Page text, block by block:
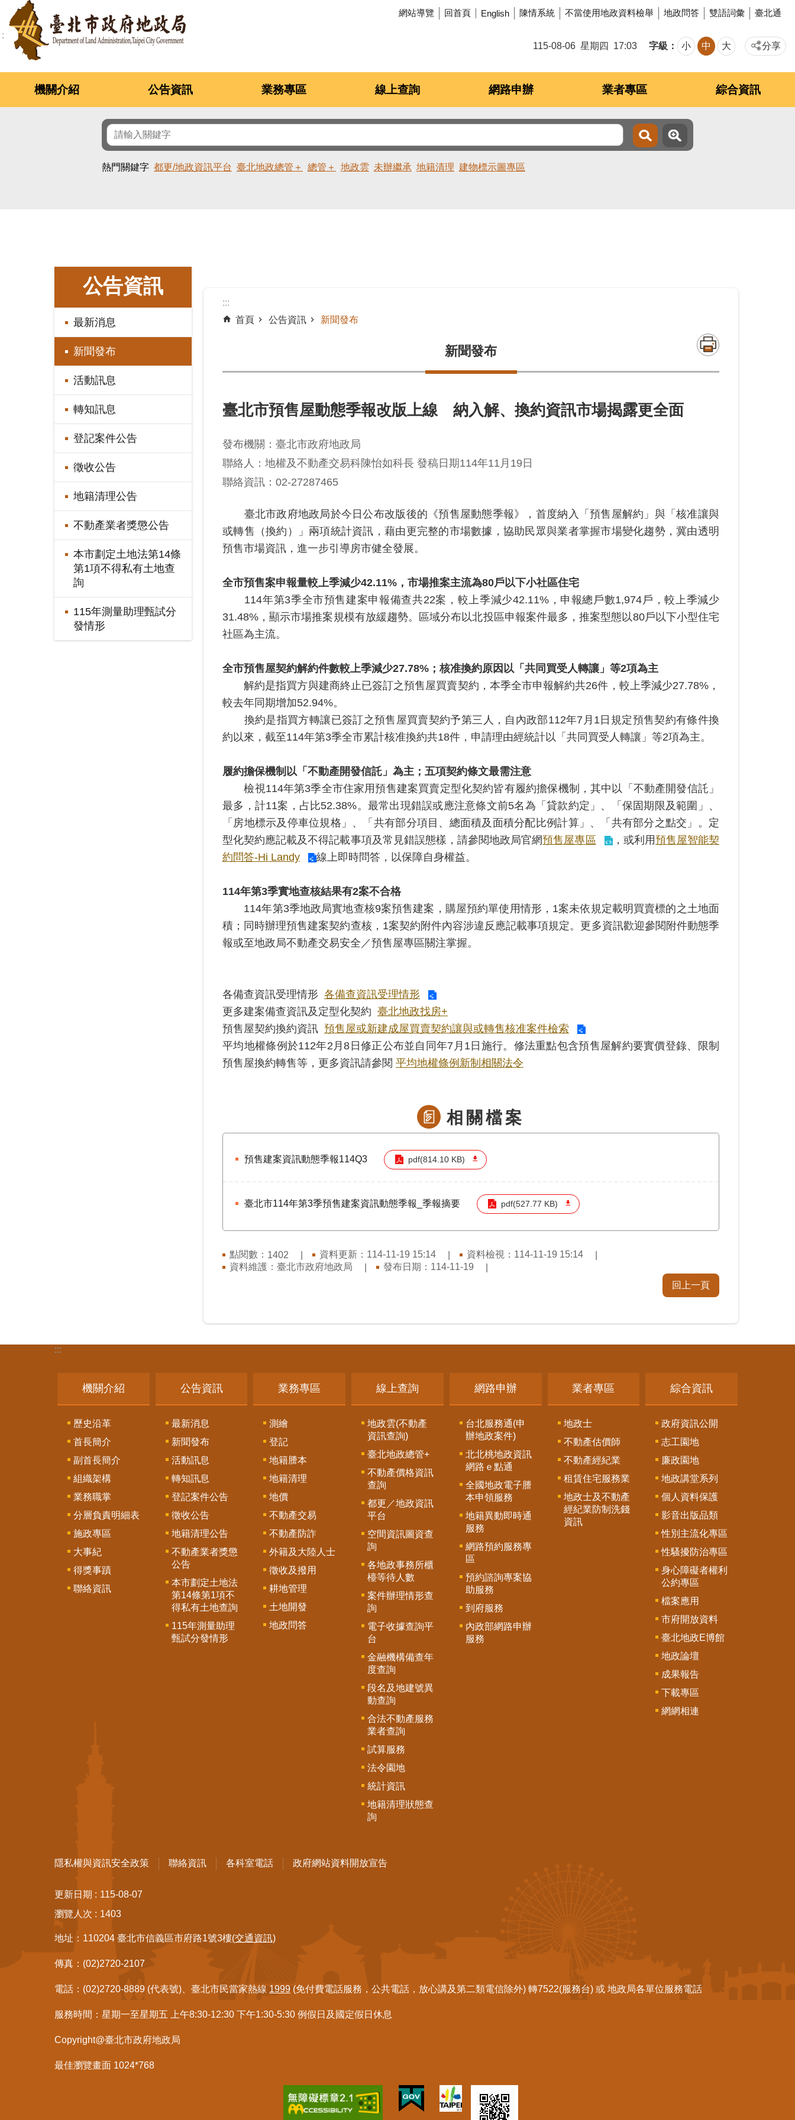
跳到主要內容區塊 網站導覽 回首頁 English 陳情系統 不當使用地政資料檢舉 地政問答 雙語詞彙 臺北通
115-08-06 星期四 17:03 字級 小 中 大 分享
機關介紹 公告資訊 業務專區 線上查詢 網路申辦 業者專區 綜合資訊
熱門關鍵字 都更/地政資訊平台 臺北地政總管＋ 總管＋ 地政雲 未辦繼承 地籍清理 建物標示圖專區
公告資訊
最新消息
新聞發布
活動訊息
轉知訊息
登記案件公告
徵收公告
地籍清理公告
不動產業者獎懲公告
本市劃定土地法第14條
第1項不得私有土地查
詢
115年測量助理甄試分
發情形
:::
首頁
公告資訊 新聞發布
新聞發布
臺北市預售屋動態季報改版上線 納入解、換約資訊市場揭露更全面
發布機關：臺北市政府地政局
聯絡人：地權及不動產交易科陳怡如科長 發稿日期114年11月19日
聯絡資訊：02-27287465
臺北市政府地政局於今日公布改版後的《預售屋動態季報》，首度納入「預售屋解約」與「核准讓與
或轉售（換約）」兩項統計資訊，藉由更完整的市場數據，協助民眾與業者掌握市場變化趨勢，冀由透明
預售市場資訊，進一步引導房市健全發展。
全市預售案申報量較上季減少42.11% ，市場推案主流為80戶以下小社區住宅
114年第3季全市預售建案申報備查共22案，較上季減少42.11%，申報總戶數1,974戶，較上季減少
31.48%，顯示市場推案規模有放緩趨勢。區域分布以北投區申報案件最多，推案型態以80戶以下小型住宅
社區為主流。
全市預售屋契約解約件數較上季減少27.78% ；核准換約原因以「共同買受人轉讓」等2項為主
解約是指買方與建商終止已簽訂之預售屋買賣契約，本季全市申報解約共26件，較上季減少27.78%，
較去年同期增加52.94%。
換約是指買方轉讓已簽訂之預售屋買賣契約予第三人，自內政部112年7月1日規定預售契約有條件換
約以來，截至114年第3季全市累計核准換約共18件，申請理由經統計以「共同買受人轉讓」等2項為主。
履約擔保機制以「不動產開發信託」為主；五項契約條文最需注意
檢視114年第3季全市住家用預售建案買賣定型化契約皆有履約擔保機制，其中以「不動產開發信託」
最多，計11案，占比52.38%。最常出現錯誤或應注意條文前5名為「貸款約定」、「保固期限及範圍」、
「房地標示及停車位規格」、「共有部分項目、總面積及面積分配比例計算」、「共有部分之點交」。定
型化契約應記載及不得記載事項及常見錯誤態樣，請參閱地政局官網預售屋專區 ，或利用預售屋智能契
約問答-Hi Landy
線上即時問答，以保障自身權益。
114年第3季實地查核結果有2案不合格
114年第3季地政局實地查核9案預售建案，購屋預約單使用情形，1案未依規定載明買賣標的之土地面
積；同時辦理預售建案契約查核，1案契約附件內容涉違反應記載事項規定。更多資訊歡迎參閱附件動態季
報或至地政局不動產交易安全／預售屋專區關注掌握。
各備查資訊受理情形 各備查資訊受理情形
更多建案備查資訊及定型化契約 臺北地政找房+
預售屋契約換約資訊 預售屋或新建成屋買賣契約讓與或轉售核准案件檢索
平均地權條例於112年2月8日修正公布並自同年7月1日施行。修法重點包含預售屋解約要實價登錄、限制
預售屋換約轉售等，更多資訊請參閱 平均地權條例新制相關法令
相關檔案
預售建案資訊動態季報114Q3 pdf(814.10 KB)
臺北市114年第3季預售建案資訊動態季報_季報摘要 pdf(527.77 KB)
點閱數： 1402 資料更新：114-11-19 15:14
資料檢視：114-11-19 15:14
資料維護：臺北市政府地政局
發布日期：114-11-19
回上一頁
:::
機關介紹
歷史沿革
首長簡介
副首長簡介
組織架構
業務職掌
分層負責明細表
施政專區
大事紀
得獎事蹟
聯絡資訊
公告資訊
最新消息
新聞發布
活動訊息
轉知訊息
登記案件公告
徵收公告
地籍清理公告
不動產業者獎懲
公告
本市劃定土地法
第14條第1項不
得私有土地查詢
115年測量助理
甄試分發情形
業務專區
測繪
登記
地籍謄本
地籍清理
地價
不動產交易
不動產防詐
外籍及大陸人士
徵收及撥用
耕地管理
土地開發
地政問答
線上查詢
地政雲(不動產
資訊查詢)
臺北地政總管+
不動產價格資訊
查詢
都更／地政資訊
平台
空間資訊圖資查
詢
各地政事務所櫃
檯等待人數
案件辦理情形查
詢
電子收據查詢平
台
金融機構備查年
度查詢
段名及地建號異
動查詢
合法不動產服務
業者查詢
試算服務
法令園地
統計資訊
地籍清理狀態查
詢
網路申辦
台北服務通(申
辦地政案件)
北北桃地政資訊
網路ｅ點通
全國地政電子謄
本申領服務
地籍異動即時通
服務
網路預約服務專
區
預約諮詢專案協
助服務
到府服務
內政部網路申辦
服務
業者專區
地政士
不動產估價師
不動產經紀業
租賃住宅服務業
地政士及不動產
經紀業防制洗錢
資訊
綜合資訊
政府資訊公開
志工園地
廉政園地
地政講堂系列
個人資料保護
影音出版品類
性別主流化專區
性騷擾防治專區
身心障礙者權利
公約專區
檔案應用
市府開放資料
臺北地政E博館
地政論壇
成果報告
下載專區
網網相連
隱私權與資訊安全政策 聯絡資訊 各科室電話 政府網站資料開放宣告
更新日期
115-08-07
瀏覽人次
1403
地址：110204 臺北市信義區市府路1號3樓(交通資訊)
傳真：(02)2720-2107
電話：(02)2720-8889 (代表號)、臺北市民當家熱線 1999 (免付費電話服務，公共電話，放心講及第二類電信除外) 轉7522(服務台) 或 地政局各單位服務電話
服務時間：星期一至星期五 上午8:30-12:30 下午1:30-5:30 例假日及國定假日休息
Copyright@臺北市政府地政局
最佳瀏覽畫面 1024*768